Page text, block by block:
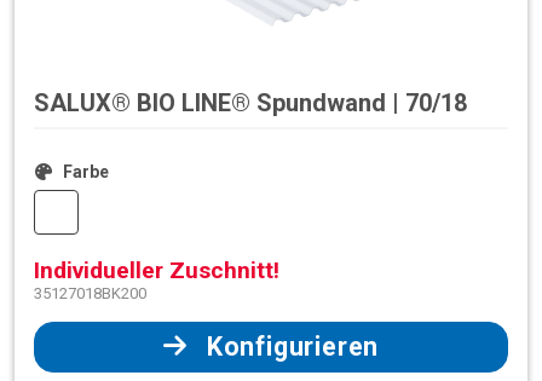
SALUX® BIO LINE® Spundwand | 70/18
Farbe
Individueller Zuschnitt!
35127018BK200
Konfigurieren